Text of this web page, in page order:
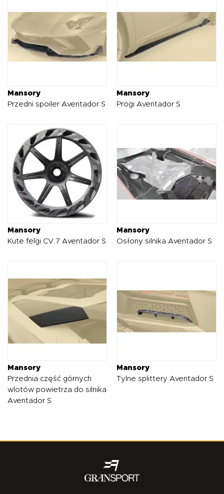
Mansory
Przedni spoiler Aventador S
Mansory
Progi Aventador S
Mansory
Kute felgi CV.7 Aventador S
Mansory
Osłony silnika Aventador S
Mansory
Przednia część górnych
wlotów powietrza do silnika
Aventador S
Mansory
Tylne splittery Aventador S